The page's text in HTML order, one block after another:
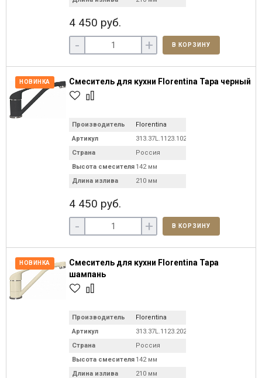
4 450 руб.
- + В КОРЗИНУ
НОВИНКА Смеситель для кухни Florentina Тара черный
Производитель
Florentina
Артикул
313.37L.1123.102
Страна
Россия
Высота смесителя 142 мм
Длина излива
210 мм
4 450 руб.
- + В КОРЗИНУ
НОВИНКА
Смеситель для кухни Florentina Тара
шампань
Производитель
Florentina
Артикул
313.37L.1123.202
Страна
Россия
Высота смесителя 142 мм
Длина излива
210 мм